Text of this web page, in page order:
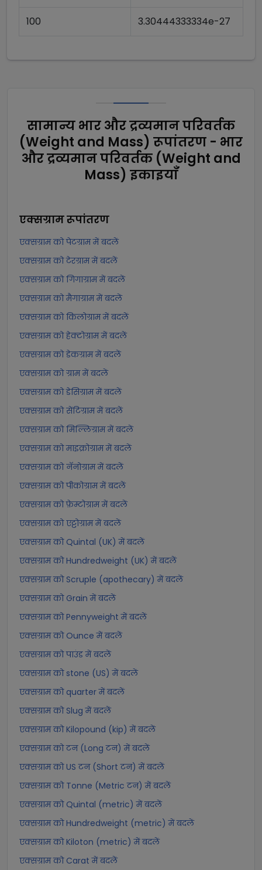
100 3.30444333334e-27
सामान्य भार और द्रव्यमान परिवर्तक
(Weight and Mass) रूपांतरण - भार
और द्रव्यमान परिवर्तक (Weight and
Mass) इकाइयाँ
एक्सग्रामरूपांतरण
एक्सग्राम को पेटग्राम में बदलें
एक्सग्राम को टेरग्राम में बदलें
एक्सग्राम को गिगाग्राम में बदलें
एक्सग्राम को मैगाग्राम में बदलें
एक्सग्राम को किलोग्राम में बदलें
एक्सग्राम को हेक्टोग्राम में बदलें
एक्सग्राम को डेकग्राम में बदलें
एक्सग्राम को ग्राम में बदलें
एक्सग्राम को डेसिग्राम में बदलें
एक्सग्राम को सेंटिग्राम में बदलें
एक्सग्राम को मिल्लिग्राम में बदलें
एक्सग्राम को माइक्रोग्राम में बदलें
एक्सग्राम को नॅनोग्राम में बदलें
एक्सग्राम को पीकोग्राम में बदलें
एक्सग्राम को फ़ेम्टोग्राम में बदलें
एक्सग्राम को एट्टोग्राम में बदलें
एक्सग्राम को Quintal (UK) में बदलें
एक्सग्राम को Hundredweight (UK) में बदलें
एक्सग्राम को Scruple (apothecary) में बदलें
एक्सग्राम को Grain में बदलें
एक्सग्राम को Pennyweight में बदलें
एक्सग्राम को Ounce में बदलें
एक्सग्राम को पाउंड में बदलें
एक्सग्राम को stone (US) में बदलें
एक्सग्राम को quarter में बदलें
एक्सग्राम को Slug में बदलें
एक्सग्राम को Kilopound (kip) में बदलें
एक्सग्राम को टन (Long टन) में बदलें
एक्सग्राम को US टन (Short टन) में बदलें
एक्सग्राम को Tonne (Metric टन) में बदलें
एक्सग्राम को Quintal (metric) में बदलें
एक्सग्राम को Hundredweight (metric) में बदलें
एक्सग्राम को Kiloton (metric) में बदलें
एक्सग्राम को Carat में बदलें